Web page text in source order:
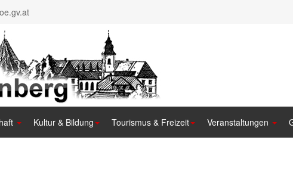
Kultur & Bildung Tourismus & Freizeit Veranstaltungen